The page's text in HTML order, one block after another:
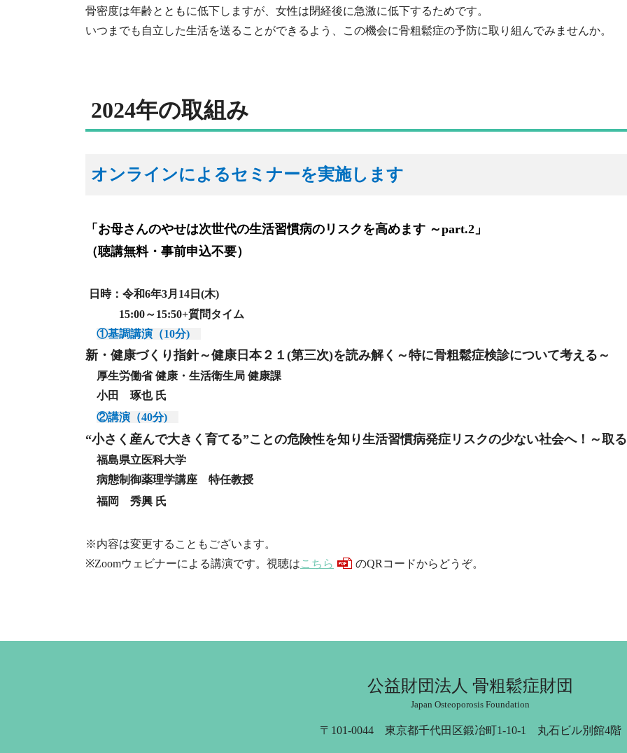
骨密度は年齢とともに低下しますが、女性は閉経後に急激に低下するためです。
いつまでも自立した生活を送ることができるよう、この機会に骨粗鬆症の予防に取り組んでみませんか。
2024年の取組み
オンラインによるセミナーを実施します
「お母さんのやせは次世代の生活習慣病のリスクを高めます ～part.2」
（聴講無料・事前申込不要）
日時：令和6年3月14日(木)
15:00～15:50+質問タイム
①基調講演（10分)
新・健康づくり指針～健康日本２１(第三次)を読み解く～特に骨粗鬆症検診について考える～
厚生労働省 健康・生活衛生局 健康課
小田 琢也 氏
②講演（40分)
“小さく産んで大きく育てる”ことの危険性を知り生活習慣病発症リスクの少ない社会へ！～取
福島県立医科大学
病態制御薬理学講座 特任教授
福岡　秀興 氏
※内容は変更することもございます。
※Zoomウェビナーによる講演です。視聴はこちら のQRコードからどうぞ。
公益財団法人 骨粗鬆症財団
Japan Osteoporosis Foundation
〒101-0044 東京都千代田区鍛冶町1-10-1 丸石ビル別館4階